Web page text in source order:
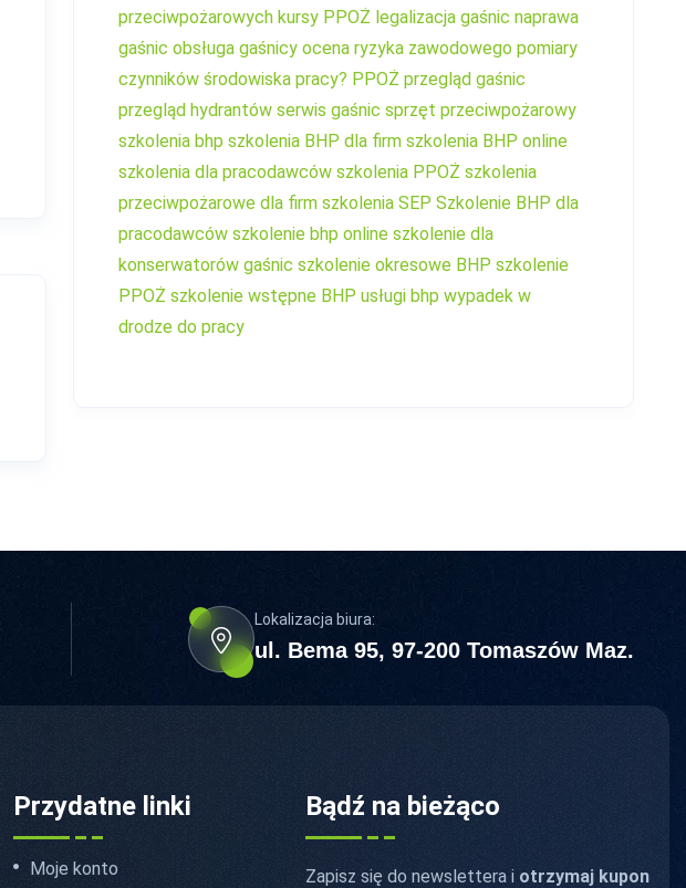
przeciwpożarowych kursy PPOŻ legalizacja gaśnic naprawa
gaśnic obsługa gaśnicy ocena ryzyka zawodowego pomiary
czynników środowiska pracy? PPOŻ przegląd gaśnic
przegląd hydrantów serwis gaśnic sprzęt przeciwpożarowy
szkolenia bhp szkolenia BHP dla firm szkolenia BHP online
szkolenia dla pracodawców szkolenia PPOŻ szkolenia
przeciwpożarowe dla firm szkolenia SEP Szkolenie BHP dla
pracodawców szkolenie bhp online szkolenie dla
konserwatorów gaśnic szkolenie okresowe BHP szkolenie
PPOŻ szkolenie wstępne BHP usługi bhp wypadek w
drodze do pracy
Lokalizacja biura:
ul. Bema 95, 97-200 Tomaszów Maz.
Przydatne linki
Moje konto
Bądź na bieżąco
Zapisz się do newslettera i otrzymaj kupon